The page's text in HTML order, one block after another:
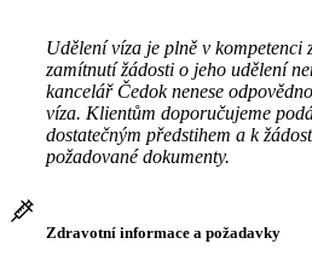
Udělení víza je plně v kompetenci
zamítnutí žádosti o jeho udělení
kancelář Čedok nenese
víza. Klientům doporučujeme
dostatečným předstihem a k
požadované dokumenty.
Zdravotní informace a požadavky